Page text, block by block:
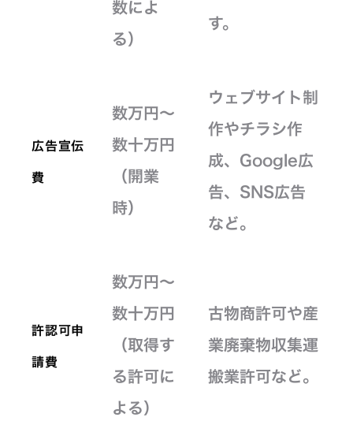
数によ
る）
す。
広告宣伝
費
数万円～
数十万円
（開業
時）
ウェブサイト制
作やチラシ作
成、Google広
告、SNS広告
など。
許認可申
請費
数万円～
数十万円
（取得す
る許可に
よる）
古物商許可や産
業廃棄物収集運
搬業許可など。